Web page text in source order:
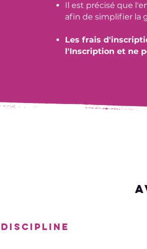
Il est précisé que
afin de simplifier la
Les frais
l'Inscription et ne
discipline